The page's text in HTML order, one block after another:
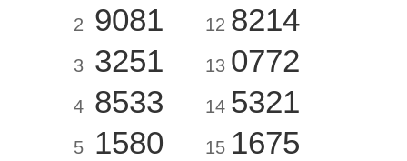
2 9081
3 3251
4 8533
5 1580
12 8214
13 0772
14 5321
15 1675